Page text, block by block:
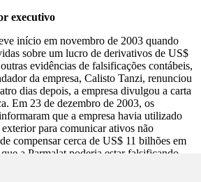
executivo
início em novembro de 2003 quando
sobre um lucro de derivativos de US$
evidências de falsificações contábeis,
da empresa, Calisto Tanzi, renunciou
dias depois, a empresa divulgou a carta
Em 23 de dezembro de 2003, os
que a empresa havia utilizado
exterior para comunicar ativos não
compensar cerca de US$ 11 bilhões em
a Parmalat poderia estar falsificando
de 15 anos.